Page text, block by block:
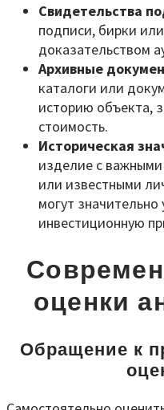
Свидетельства
подписи, бирки
доказательством
Архивные
каталоги или
историю объекта,
стоимость.
Историческая
изделие с
или известными
могут значительно
инвестиционную
оценки
Обращение к